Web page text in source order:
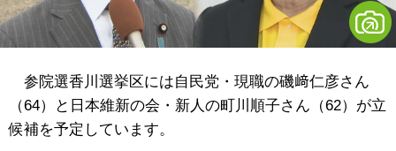
参院選香川選挙区には自民党・現職の磯﨑仁彦さん
（64）と日本維新の会・新人の町川順子さん（62）が立
候補を予定しています。